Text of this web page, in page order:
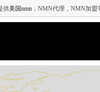
供美国nmn ，NMN代理，NMN加盟